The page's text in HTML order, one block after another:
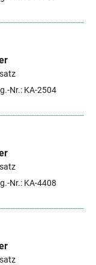
Nr.: KA-2504
Nr.: KA-4408